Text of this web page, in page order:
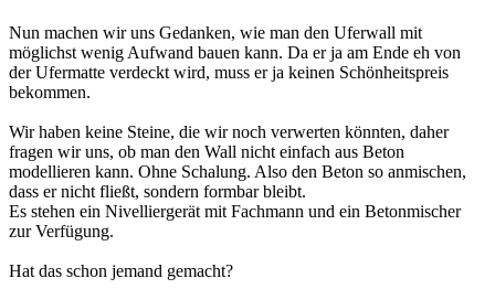
Nun machen wir uns Gedanken, wie man den Uferwall mit
möglichst wenig Aufwand bauen kann. Da er ja am Ende eh von
der Ufermatte verdeckt wird, muss er ja keinen Schönheitspreis
bekommen.
Wir haben keine Steine, die wir noch verwerten könnten, daher
fragen wir uns, ob man den Wall nicht einfach aus Beton
modellieren kann. Ohne Schalung. Also den Beton so anmischen,
dass er nicht fließt, sondern formbar bleibt.
Es stehen ein Nivelliergerät mit Fachmann und ein Betonmischer
zur Verfügung.
Hat das schon jemand gemacht?